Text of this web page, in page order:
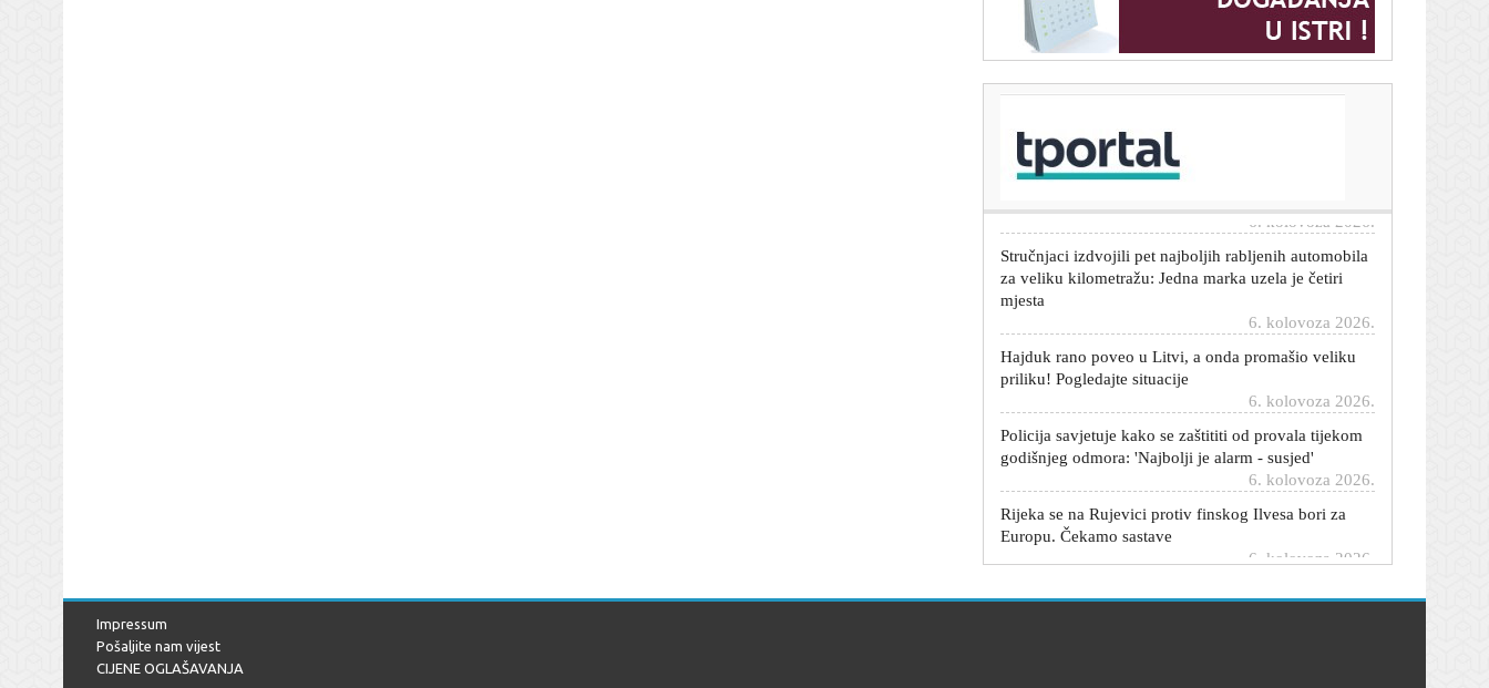
Početak iz snova: Pogledajte penal Hajduka za rano
vodstvo u Litvi
Stručnjaci izdvojili pet najboljih rabljenih automobila
za veliku kilometražu: Jedna marka uzela je četiri
mjesta
6. kolovoza 2026.
Hajduk rano poveo u Litvi, a onda promašio veliku
6. kolovoza 2026.
Policija savjetuje kako se zaštititi od provala tijekom
godišnjeg odmora: 'Najbolji je alarm - susjed'
6. kolovoza 2026.
Rijeka se na Rujevici protiv finskog Ilvesa bori za
6. kolovoza 2026.
Perišić ga nagovorio na veliki transfer: 'Dođi, zajedno
6. kolovoza 2026.
Impressum
Pošaljite nam vijest
CIJENE OGLAŠAVANJA